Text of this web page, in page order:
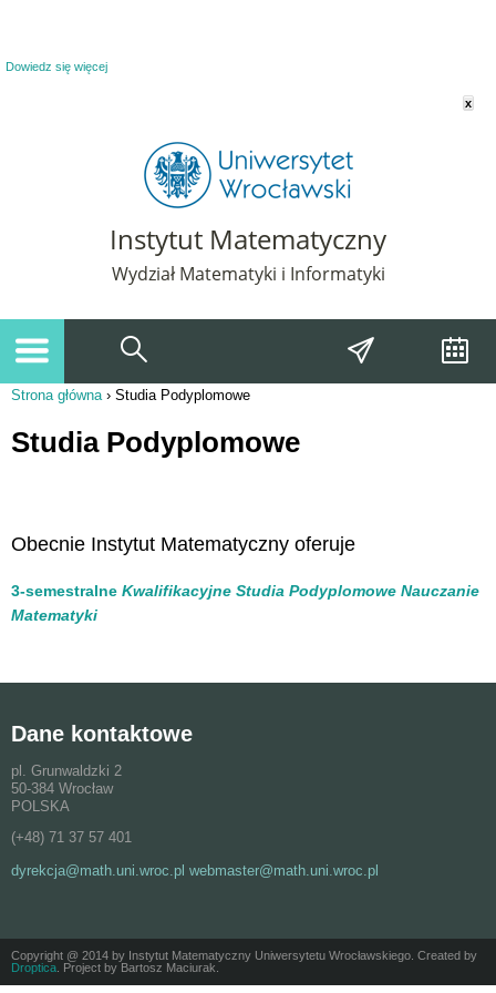
Dowiedz się więcej
x
Instytut Matematyczny
Wydział Matematyki i Informatyki
Strona główna› Studia Podyplomowe
Studia Podyplomowe
Obecnie Instytut Matematyczny oferuje
3-semestralne Kwalifikacyjne Studia Podyplomowe Nauczanie
Matematyki
Dane kontaktowe
pl. Grunwaldzki 2
50-384 Wrocław
POLSKA
(+48) 71 37 57 401
dyrekcja@math.uni.wroc.pl webmaster@math.uni.wroc.pl
Copyright @ 2014 by Instytut Matematyczny Uniwersytetu Wrocławskiego. Created by
Droptica . Project by Bartosz Maciurak.